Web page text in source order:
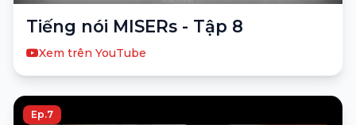
Tiếng nói MISERs - Tập 8
Xem trên YouTube
Ep.7